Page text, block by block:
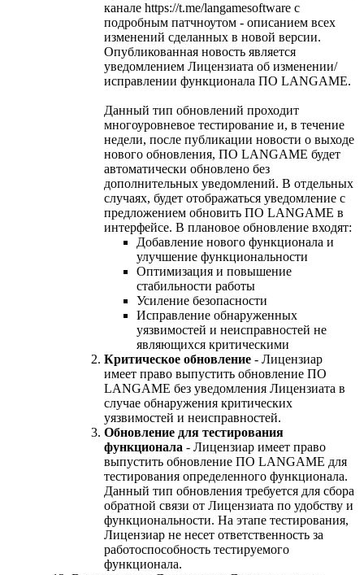
канале https://t.me/langamesoftware с
подробным патчноутом - описанием всех
изменений сделанных в новой версии.
Опубликованная новость является
уведомлением Лицензиата об изменении/
исправлении функционала ПО LANGAME.
Данный тип обновлений проходит
многоуровневое тестирование и, в течение
недели, после публикации новости о выходе
нового обновления, ПО LANGAME будет
автоматически обновлено без
дополнительных уведомлений. В отдельных
случаях, будет отображаться уведомление с
предложением обновить ПО LANGAME в
интерфейсе. В плановое обновление входят:
Добавление нового функционала и
улучшение функциональности
Оптимизация и повышение
стабильности работы
Усиление безопасности
Исправление обнаруженных
уязвимостей и неисправностей не
являющихся критическими
Критическое обновление - Лицензиар
имеет право выпустить обновление ПО
LANGAME без уведомления Лицензиата в
случае обнаружения критических
уязвимостей и неисправностей.
Обновление для тестирования
функционала - Лицензиар имеет право
выпустить обновление ПО LANGAME для
тестирования определенного функционала.
Данный тип обновления требуется для сбора
обратной связи от Лицензиата по удобству и
функциональности. На этапе тестирования,
Лицензиар не несет ответственность за
работоспособность тестируемого
функционала.